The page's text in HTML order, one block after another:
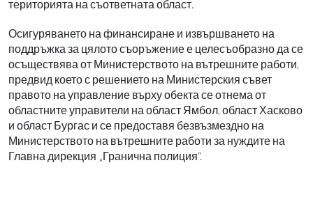
територията на съответната област.
Осигуряването на финансиране и извършването на
поддръжка за цялото съоръжение е целесъобразно да се
осъществява от Министерството на вътрешните работи,
предвид което с решението на Министерския съвет
правото на управление върху обекта се отнема от
областните управители на област Ямбол, област Хасково
и област Бургас и се предоставя безвъзмездно на
Министерството на вътрешните работи за нуждите на
Главна дирекция „Гранична полиция“.